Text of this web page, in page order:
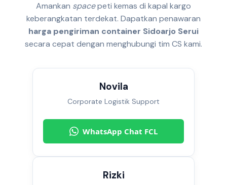
Amankan spacepeti kemas di kapal kargo
keberangkatan terdekat. Dapatkan penawaran
harga pengiriman container Sidoarjo Serui
secara cepat dengan menghubungi tim CS kami.
Novila
Corporate Logistik Support
WhatsApp Chat FCL
Rizki